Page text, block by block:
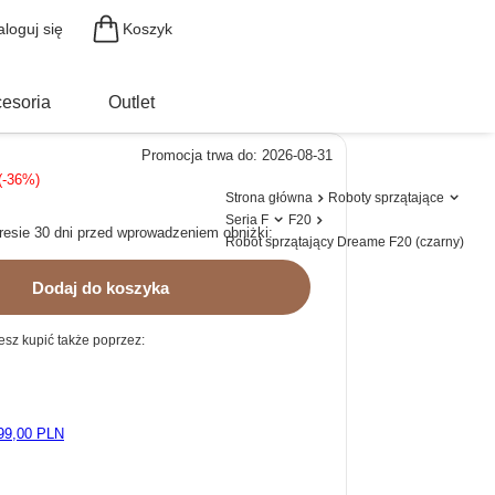
się Koszyk
Outlet
Strona główna
Roboty sprzątające
Seria F
F20
Robot sprzątający Dreame F20 (czarny)
-36%
30 dni przed wprowadzeniem obniżki:
Promocja trwa do: 2026-08-31
Dodaj do koszyka
kupić także poprzez:
PLN